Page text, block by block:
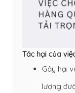
Tác hại của
Gây hại
lượng